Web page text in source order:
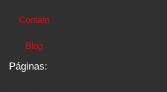
Contato
Blog
Páginas: